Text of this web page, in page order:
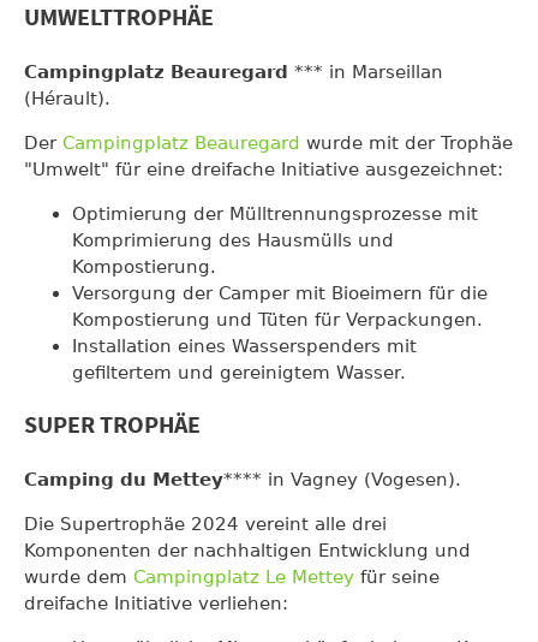
UMWELTTROPHÄE
Campingplatz Beauregard *** in Marseillan
(Hérault).
Der Campingplatz Beauregard wurde mit der Trophäe
"Umwelt" für eine dreifache Initiative ausgezeichnet:
Optimierung der Mülltrennungsprozesse mit
Komprimierung des Hausmülls und
Kompostierung.
Versorgung der Camper mit Bioeimern für die
Kompostierung und Tüten für Verpackungen.
Installation eines Wasserspenders mit
gefiltertem und gereinigtem Wasser.
SUPER TROPHÄE
Camping du Mettey**** in Vagney (Vogesen).
Die Supertrophäe 2024 vereint alle drei
Komponenten der nachhaltigen Entwicklung und
wurde dem Campingplatz Le Mettey für seine
dreifache Initiative verliehen: